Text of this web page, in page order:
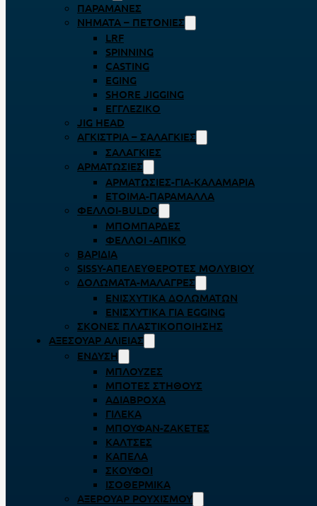
ΠΑΡΑΜΆΝΕΣ
ΝΉΜΑΤΑ – ΠΕΤΟΝΙΈΣ
LRF
SPINNING
CASTING
EGING
SHORE JIGGING
ΕΓΓΛΈΖΙΚΟ
JIG HEAD
ΑΓΚΊΣΤΡΙΑ – ΣΑΛΑΓΚΙΈΣ
ΣΑΛΑΓΚΙΈΣ
ΑΡΜΑΤΩΣΙΈΣ
ΑΡΜΑΤΩΣΙΈΣ-ΓΙΑ-ΚΑΛΑΜΆΡΙΑ
ΈΤΟΙΜΑ-ΠΑΡΆΜΑΛΛΑ
ΦΕΛΛΟΊ-BULDO
ΜΠΟΜΠΆΡΔΕΣ
ΦΕΛΛΟΊ -ΑΠΊΚΟ
ΒΑΡΊΔΙΑ
SISSY-ΑΠΕΛΕΥΘΕΡΟΤΈΣ ΜΟΛΥΒΙΟΎ
ΔΟΛΏΜΑΤΑ-ΜΑΛΆΓΡΕΣ
ΕΝΙΣΧΥΤΙΚΆ ΔΟΛΩΜΆΤΩΝ
ΕΝΙΣΧΥΤΙΚΆ ΓΙΑ EGGING
ΣΚΌΝΕΣ ΠΛΑΣΤΙΚΟΠΟΊΗΣΗΣ
ΑΞΕΣΟΥΆΡ ΑΛΙΕΊΑΣ
ΈΝΔΥΣΗ
ΜΠΛΟΎΖΕΣ
ΜΠΌΤΕΣ ΣΤΉΘΟΥΣ
ΑΔΙΆΒΡΟΧΑ
ΓΙΛΈΚΑ
ΜΠΟΥΦΆΝ-ΖΑΚΈΤΕΣ
ΚΆΛΤΣΕΣ
ΚΑΠΈΛΑ
ΣΚΟΎΦΟΙ
ΙΣΟΘΕΡΜΙΚΆ
ΑΞΕΡΟΥΆΡ ΡΟΥΧΙΣΜΟΎ